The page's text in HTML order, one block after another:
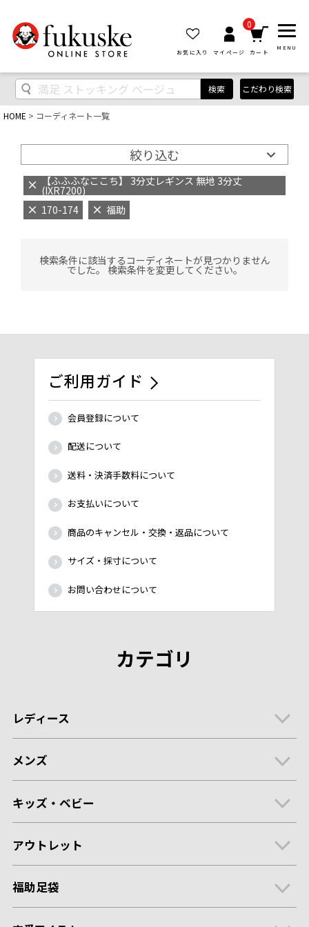
お気に入り マイページ
0
カート
MENU
検索 こだわり検索
HOME コーディネート一覧
絞り込む
【ふふふなここち】 3分丈レギンス 無地 3分丈
(IXR7200)
170-174
福助
検索条件に該当するコーディネートが見つかりません
でした。 検索条件を変更してください。
ご利用ガイド
会員登録について
配送について
送料・決済手数料について
お支払いについて
商品のキャンセル・交換・返品について
サイズ・採寸について
お問い合わせについて
カテゴリ
レディース
メンズ
キッズ・ベビー
アウトレット
福助足袋